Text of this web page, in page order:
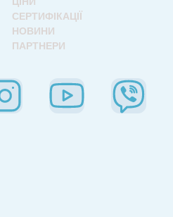
СЕРТИФІКАЦІЇ
НОВИНИ
ПАРТНЕРИ